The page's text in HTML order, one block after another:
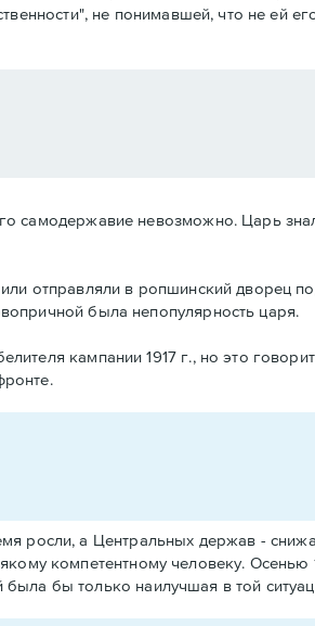
не понимавшей, что не ей
самодержавие невозможно. Царь
отправляли в ропшинский дворец
была непопулярность царя.
кампании 1917 г., но это
росли, а Центральных держав -
компетентному человеку. Осенью
бы только наилучшая в той